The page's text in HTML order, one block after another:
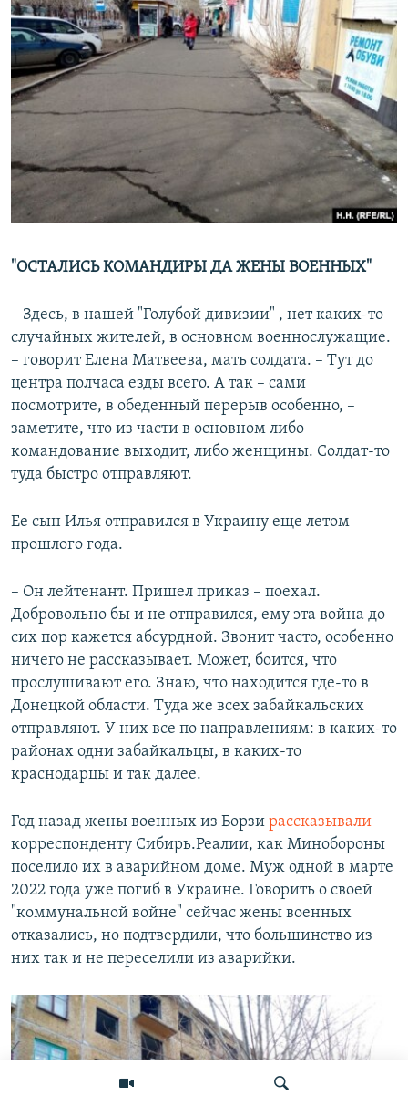
"ОСТАЛИСЬ КОМАНДИРЫ ДА ЖЕНЫ ВОЕННЫХ"
– Здесь, в нашей "Голубой дивизии" , нет каких-то
случайных жителей, в основном военнослужащие.
– говорит Елена Матвеева, мать солдата. – Тут до
центра полчаса езды всего. А так – сами
посмотрите, в обеденный перерыв особенно, –
заметите, что из части в основном либо
командование выходит, либо женщины. Солдат-то
туда быстро отправляют.
Ее сын Илья отправился в Украину еще летом
прошлого года.
– Он лейтенант. Пришел приказ – поехал.
Добровольно бы и не отправился, ему эта война до
сих пор кажется абсурдной. Звонит часто, особенно
ничего не рассказывает. Может, боится, что
прослушивают его. Знаю, что находится где-то в
Донецкой области. Туда же всех забайкальских
отправляют. У них все по направлениям: в каких-то
районах одни забайкальцы, в каких-то
краснодарцы и так далее.
Год назад жены военных из Борзи рассказывали
корреспонденту Сибирь.Реалии, как Минобороны
поселило их в аварийном доме. Муж одной в марте
2022 года уже погиб в Украине. Говорить о своей
"коммунальной войне" сейчас жены военных
отказались, но подтвердили, что большинство из
них так и не переселили из аварийки.